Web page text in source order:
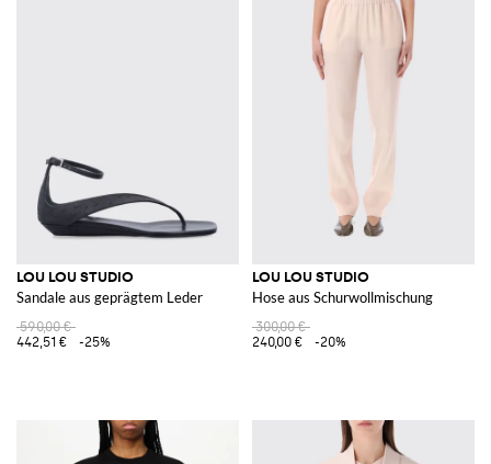
LOU LOU STUDIO
Sandale aus geprägtem Leder
590,00 €
442,51 €
-25%
LOU LOU STUDIO
Hose aus Schurwollmischung
300,00 €
240,00 €
-20%